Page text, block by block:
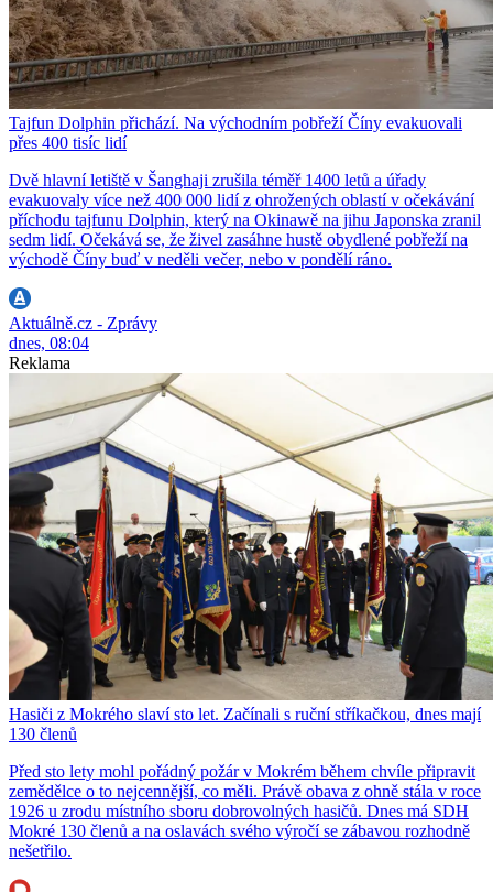
Tajfun Dolphin přichází. Na východním pobřeží Číny evakuovali
přes 400 tisíc lidí
Dvě hlavní letiště v Šanghaji zrušila téměř 1400 letů a úřady
evakuovaly více než 400 000 lidí z ohrožených oblastí v očekávání
příchodu tajfunu Dolphin, který na Okinawě na jihu Japonska zranil
sedm lidí. Očekává se, že živel zasáhne hustě obydlené pobřeží na
východě Číny buď v neděli večer, nebo v pondělí ráno.
Aktuálně.cz - Zprávy
dnes, 08:04
Reklama
Hasiči z Mokrého slaví sto let. Začínali s ruční stříkačkou, dnes mají
130 členů
Před sto lety mohl pořádný požár v Mokrém během chvíle připravit
zemědělce o to nejcennější, co měli. Právě obava z ohně stála v roce
1926 u zrodu místního sboru dobrovolných hasičů. Dnes má SDH
Mokré 130 členů a na oslavách svého výročí se zábavou rozhodně
nešetřilo.